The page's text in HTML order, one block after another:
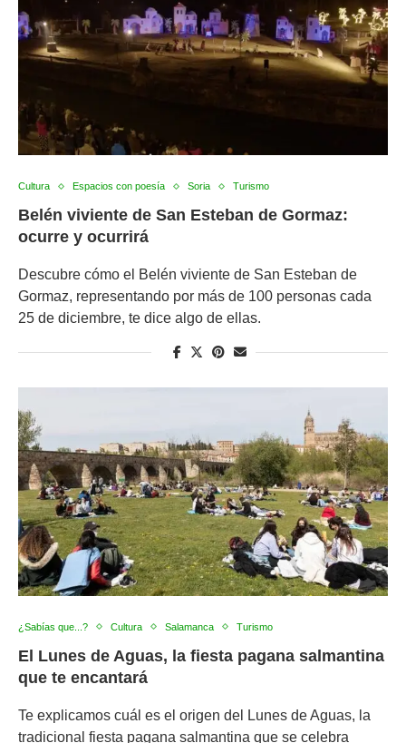
Cultura Espacios con poesía Soria Turismo
Belén viviente de San Esteban de Gormaz:
ocurre y ocurrirá
Descubre cómo el Belén viviente de San Esteban de
Gormaz, representando por más de 100 personas cada
25 de diciembre, te dice algo de ellas.
¿Sabías que...? Cultura Salamanca Turismo
El Lunes de Aguas, la fiesta pagana salmantina
que te encantará
Te explicamos cuál es el origen del Lunes de Aguas, la
tradicional fiesta pagana salmantina que se celebra